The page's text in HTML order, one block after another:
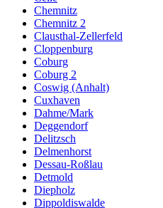
Chemnitz
Chemnitz 2
Clausthal-Zellerfeld
Cloppenburg
Coburg
Coburg 2
Coswig (Anhalt)
Cuxhaven
Dahme/Mark
Deggendorf
Delitzsch
Delmenhorst
Dessau-Roßlau
Detmold
Diepholz
Dippoldiswalde